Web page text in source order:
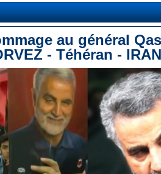
au général
- Téhéran -